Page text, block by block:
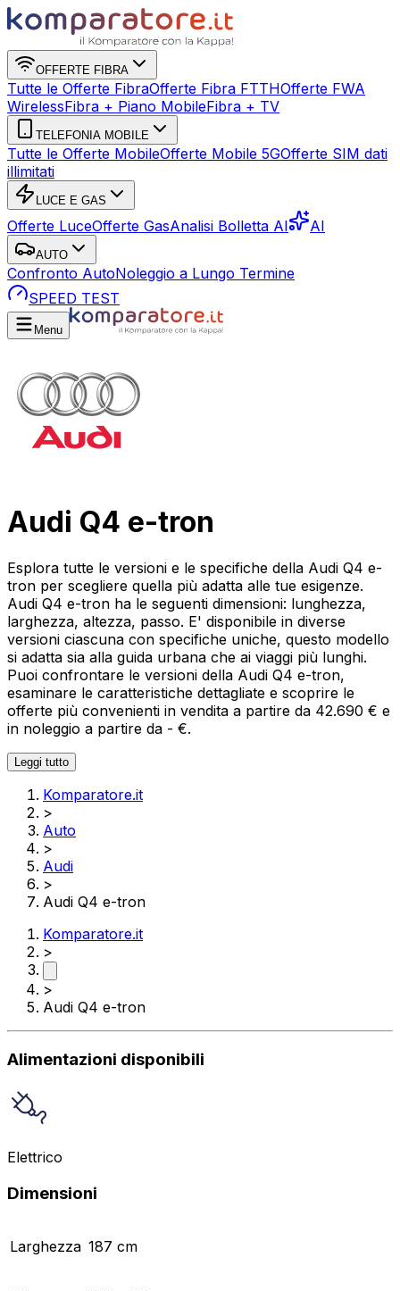
OFFERTE FIBRA
Tutte le Offerte FibraOfferte Fibra FTTHOfferte FWA
WirelessFibra + Piano MobileFibra + TV
TELEFONIA MOBILE
Tutte le Offerte MobileOfferte Mobile 5GOfferte SIM dati
illimitati
LUCE E GAS
Offerte LuceOfferte GasAnalisi Bolletta AI AI
AUTO
Confronto AutoNoleggio a Lungo Termine
SPEED TEST
Menu
Audi Q4 e-tron
Esplora tutte le versioni e le specifiche della Audi Q4 e-
tron per scegliere quella più adatta alle tue esigenze.
Audi Q4 e-tron ha le seguenti dimensioni: lunghezza,
larghezza, altezza, passo. E' disponibile in diverse
versioni ciascuna con specifiche uniche, questo modello
si adatta sia alla guida urbana che ai viaggi più lunghi.
Puoi confrontare le versioni della Audi Q4 e-tron,
esaminare le caratteristiche dettagliate e scoprire le
offerte più convenienti in vendita a partire da 42.690 € e
in noleggio a partire da - €.
Leggi tutto
Komparatore.it
>
Auto
>
Audi
>
Audi Q4 e-tron
Komparatore.it
>
>
Audi Q4 e-tron
Alimentazioni disponibili
Elettrico
Dimensioni
Larghezza 187 cm